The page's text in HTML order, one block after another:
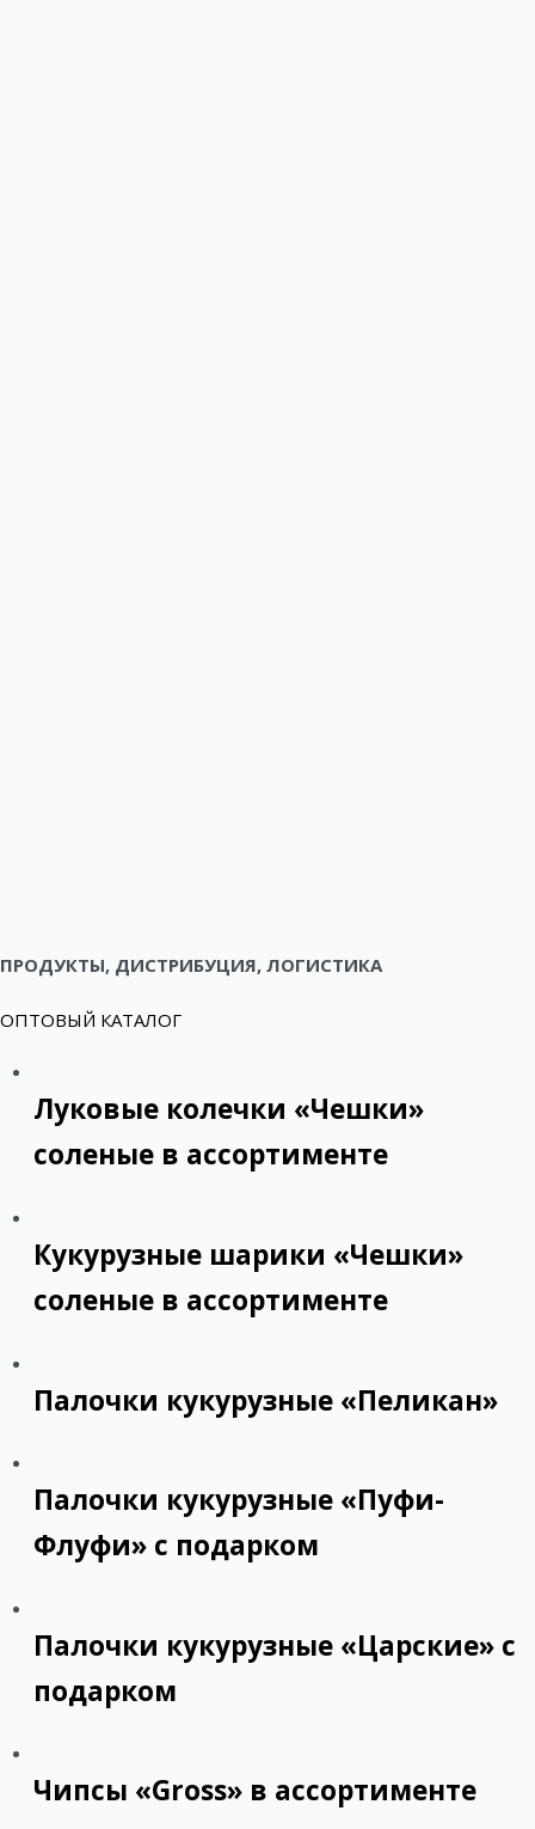
ПРОДУКТЫ, ДИСТРИБУЦИЯ, ЛОГИСТИКА
ОПТОВЫЙ КАТАЛОГ
Луковые колечки «Чешки»
соленые в ассортименте
Кукурузные шарики «Чешки»
соленые в ассортименте
Палочки кукурузные «Пеликан»
Палочки кукурузные «Пуфи-
Флуфи» с подарком
Палочки кукурузные «Царские» с
подарком
Чипсы «Gross» в ассортименте